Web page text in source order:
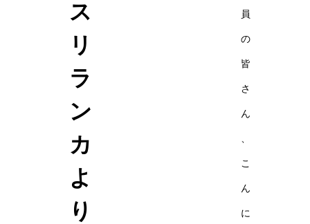
ス
リ
ラ
ン
カ
よ
り
員
の
皆
さ
ん
こ
ん
に